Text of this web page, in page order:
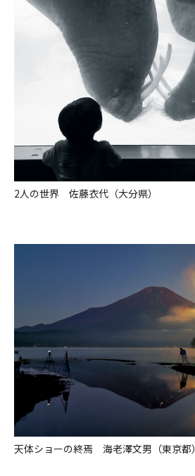
2人の世界 佐藤衣代（大分県）
天体ショーの終焉 海老澤文男（東京都）